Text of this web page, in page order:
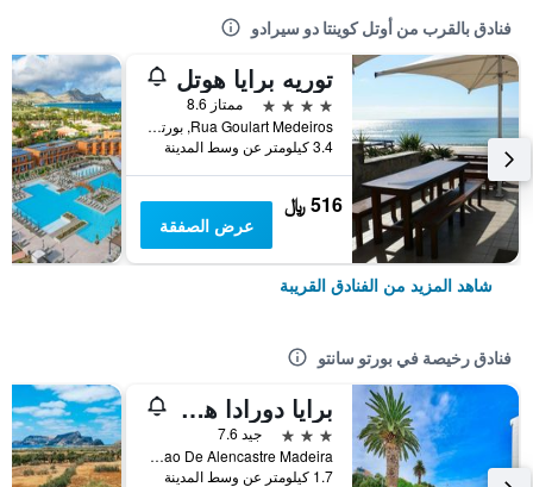
فنادق بالقرب من أوتل كوينتا دو سيرادو
توريه برايا هوتل
4 نجوم
ممتاز 8.6
Rua Goulart Medeiros, بورتو سانتو, جزر ماديرا, البرتغال
3.4 كيلومتر عن وسط المدينة
516 ﷼
عرض الصفقة
شاهد المزيد من الفنادق القريبة
فنادق رخيصة في بورتو سانتو
برايا دورادا هوتل
3 نجوم
جيد 7.6
Rua D Estevao De Alencastre Madeira, بورتو سانتو, جزر ماديرا, البرتغال
1.7 كيلومتر عن وسط المدينة